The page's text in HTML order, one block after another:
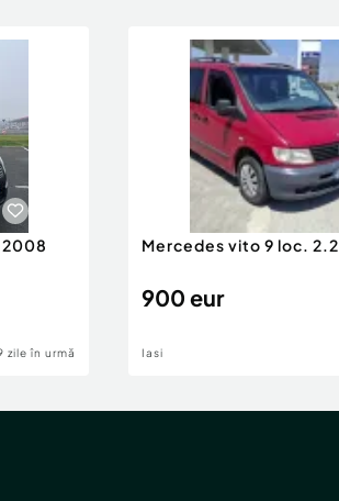
2008
zile în urmă
Mercedes vito 9 loc. 2.2
900 eur
Iasi